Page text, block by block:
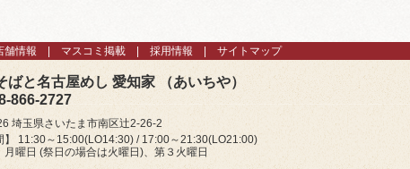
舗情報 マスコミ掲載 採用情報 サイトマップ
ばと名古屋めし 愛知家 （あいちや）
866-2727
埼玉県さいたま市南区辻2-26-2
】 11:30～15:00(LO14:30) / 17:00～21:30(LO21:00)
月曜日 (祭日の場合は火曜日)、第３火曜日